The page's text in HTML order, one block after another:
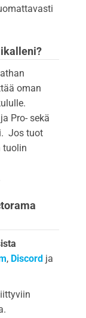
oman
Pro- sekä
Jos tuot
tuolin
, Discord ja